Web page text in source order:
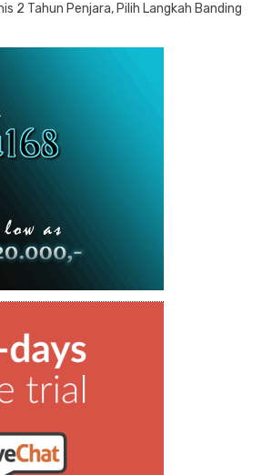
2 Tahun Penjara, Pilih Langkah Banding